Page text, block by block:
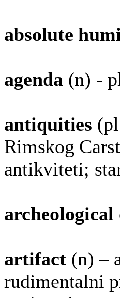
absolute
agenda (n) -
antiquities
Rimskog
antikviteti;
archeological
artifact (n) –
rudimentalni